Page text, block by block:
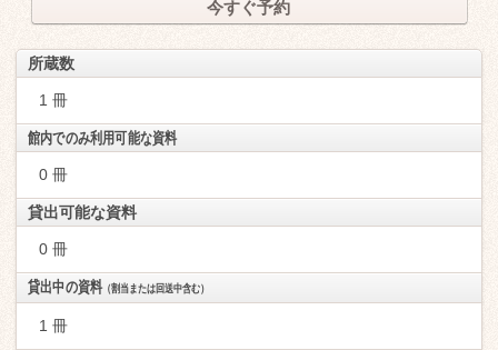
今すぐ予約
所蔵数
1 冊
館内でのみ利用可能な資料
0 冊
貸出可能な資料
0 冊
貸出中の資料（割当または回送中含む）
1 冊